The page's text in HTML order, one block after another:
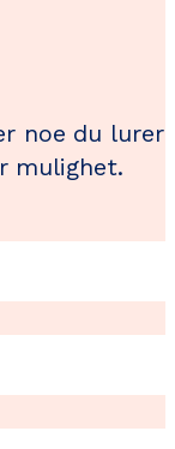
noe du lurer
mulighet.